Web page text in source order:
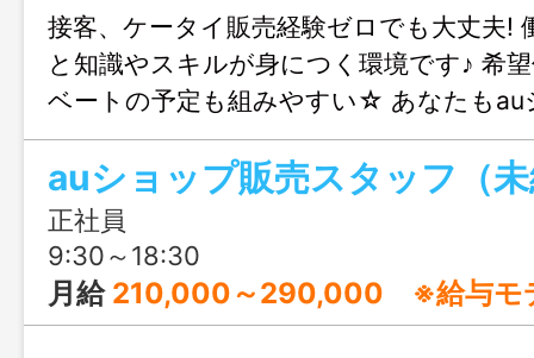
接客、ケータイ販売経験ゼロでも大丈夫!
と知識やスキルが身につく環境です♪ 希
ベートの予定も組みやすい☆ あなたもau
てみませんか?
auショップ販売スタッフ（
正社員
9:30～18:30
月給 210,000～290,000 ※給与モデル